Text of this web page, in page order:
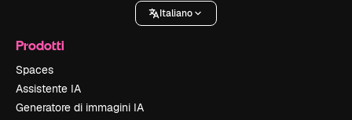
Italiano
Prodotti
Spaces
Assistente IA
Generatore di immagini IA